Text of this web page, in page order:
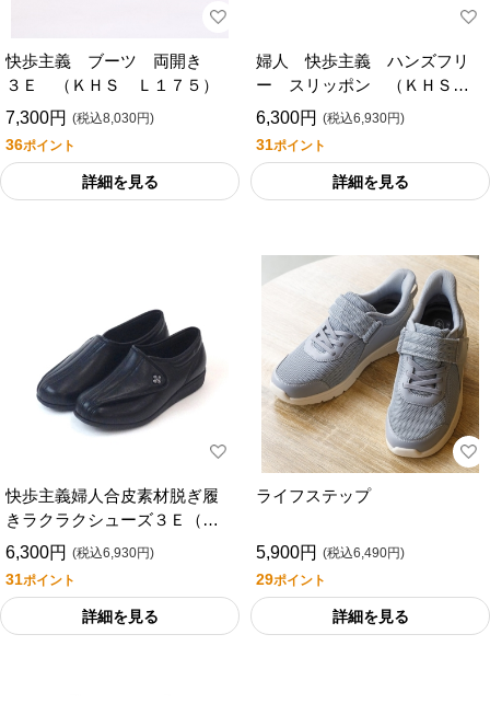
快歩主義 ブーツ 両開き
３Ｅ （ＫＨＳ Ｌ１７５）
7,300円 (税込8,030円)
36ポイント
詳細を見る
婦人 快歩主義 ハンズフリ
ー スリッポン （ＫＨＳ
Ｌ１７３）
6,300円 (税込6,930円)
31ポイント
詳細を見る
快歩主義婦人合皮素材脱ぎ履
きラクラクシューズ３Ｅ（型
番：Ｌ０１１）（外出用）
6,300円 (税込6,930円)
31ポイント
詳細を見る
ライフステップ
5,900円 (税込6,490円)
29ポイント
詳細を見る